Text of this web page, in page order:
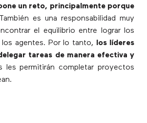
un reto, principalmente porque
es una responsabilidad muy
el equilibrio entre lograr los
agentes. Por lo tanto,
los líderes
tareas de manera efectiva y
les permitirán completar proyectos